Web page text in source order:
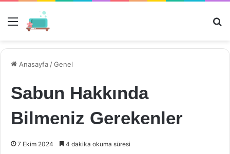
Menü
Anasayfa /Genel
Sabun Hakkında
Bilmeniz Gerekenler
7 Ekim 2024 4 dakika okuma süresi